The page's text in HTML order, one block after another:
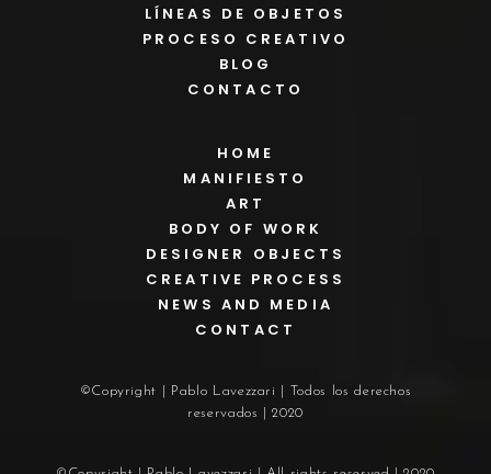
LÍNEAS DE OBJETOS
PROCESO CREATIVO
BLOG
CONTACTO
HOME
MANIFIESTO
ART
BODY OF WORK
DESIGNER OBJECTS
CREATIVE PROCESS
NEWS AND MEDIA
CONTACT
©Copyright | Pablo Lavezzari | Todos los derechos
reservados | 2020